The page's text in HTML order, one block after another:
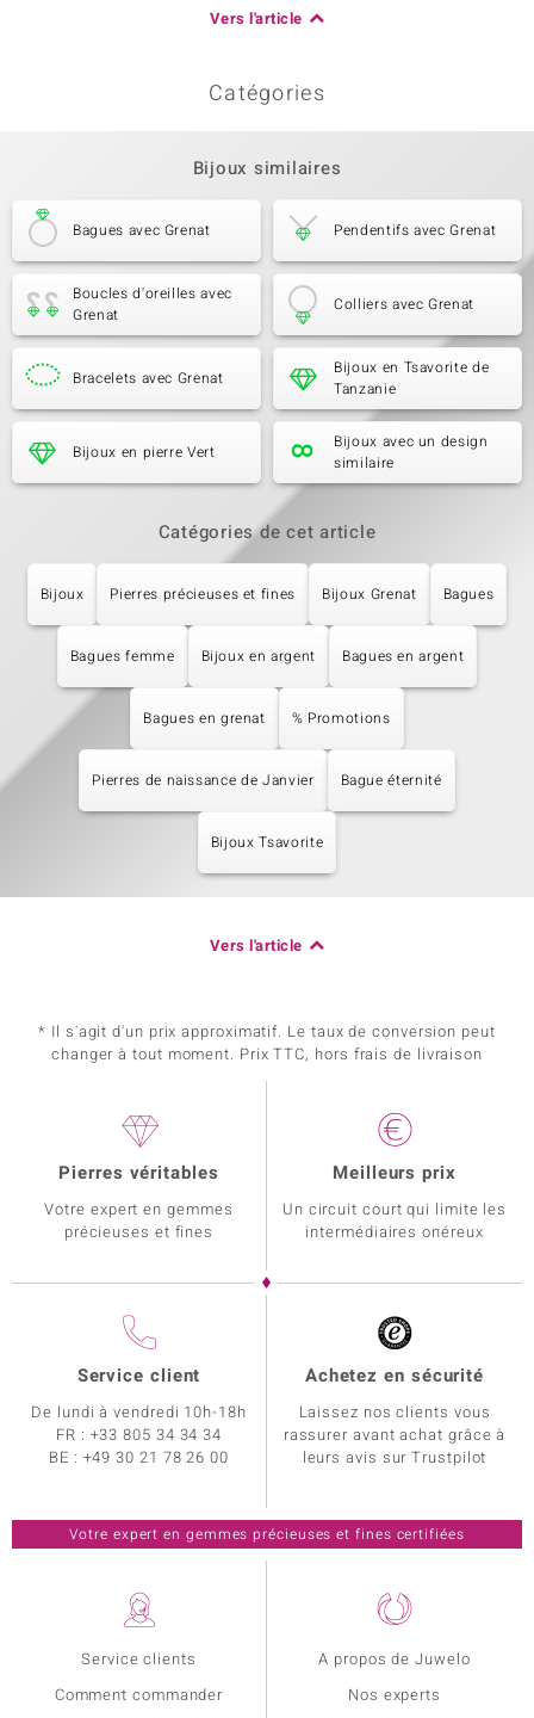
Vers l'article
Catégories
Bijoux similaires
Bagues avec Grenat Pendentifs avec Grenat
Boucles d'oreilles avec
Grenat
Colliers avec Grenat
Bracelets avec Grenat
Bijoux en Tsavorite de
Tanzanie
Bijoux en pierre Vert
Bijoux avec un design
similaire
Catégories de cet article
Bijoux Pierres précieuses et fines Bijoux Grenat Bagues
Bagues femme Bijoux en argent Bagues en argent
Bagues en grenat % Promotions
Pierres de naissance de Janvier Bague éternité
Bijoux Tsavorite
Vers l'article
* Il s'agit d'un prix approximatif. Le taux de conversion peut
changer à tout moment. Prix TTC, hors frais de livraison
Service clients
Comment commander
A propos de Juwelo
Nos experts
Pierres véritables
Votre expert en gemmes
précieuses et fines
Meilleurs prix
Un circuit court qui limite les
intermédiaires onéreux
Service client
De lundi à vendredi 10h-18h
FR : +33 805 34 34 34
BE : +49 30 21 78 26 00
Achetez en sécurité
Laissez nos clients vous
rassurer avant achat grâce à
leurs avis sur Trustpilot
Votre expert en gemmes précieuses et fines certifiées